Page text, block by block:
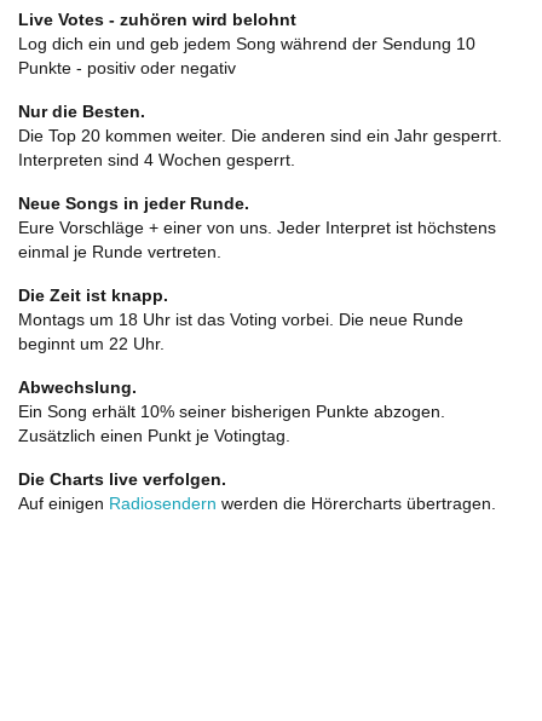
Live Votes - zuhören wird belohnt
Log dich ein und geb jedem Song während der Sendung 10
Punkte - positiv oder negativ
Nur die Besten.
Die Top 20 kommen weiter. Die anderen sind ein Jahr gesperrt.
Interpreten sind 4 Wochen gesperrt.
Neue Songs in jeder Runde.
Eure Vorschläge + einer von uns. Jeder Interpret ist höchstens
einmal je Runde vertreten.
Die Zeit ist knapp.
Montags um 18 Uhr ist das Voting vorbei. Die neue Runde
beginnt um 22 Uhr.
Abwechslung.
Ein Song erhält 10% seiner bisherigen Punkte abzogen.
Zusätzlich einen Punkt je Votingtag.
Die Charts live verfolgen.
Auf einigen Radiosendern werden die Hörercharts übertragen.